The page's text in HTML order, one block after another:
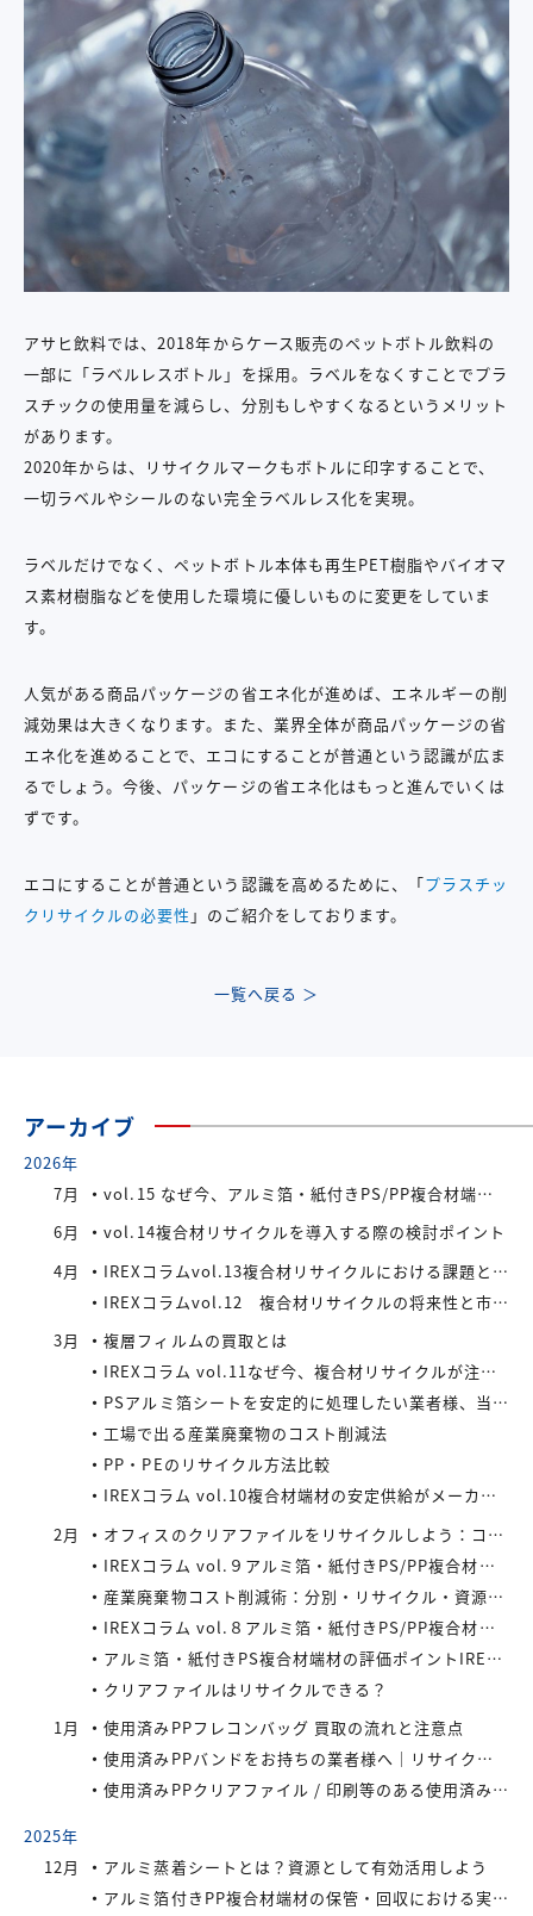
アサヒ飲料では、2018年からケース販売のペットボトル飲料の
一部に「ラベルレスボトル」を採用。ラベルをなくすことでプラ
スチックの使用量を減らし、分別もしやすくなるというメリット
があります。
2020年からは、リサイクルマークもボトルに印字することで、
一切ラベルやシールのない完全ラベルレス化を実現。
ラベルだけでなく、ペットボトル本体も再生PET樹脂やバイオマ
ス素材樹脂などを使用した環境に優しいものに変更をしていま
す。
人気がある商品パッケージの省エネ化が進めば、エネルギーの削
減効果は大きくなります。また、業界全体が商品パッケージの省
エネ化を進めることで、エコにすることが普通という認識が広ま
るでしょう。今後、パッケージの省エネ化はもっと進んでいくは
ずです。
エコにすることが普通という認識を高めるために、「プラスチッ
クリサイクルの必要性 」のご紹介をしております。
一覧へ戻る ＞
アーカイブ
2026年
7月
vol.15 なぜ今、アルミ箔・紙付きPS/PP複合材端材が注目されているのか
6月
vol.14複合材リサイクルを導入する際の検討ポイント
4月
IREXコラムvol.13複合材リサイクルにおける課題と今後の展望
IREXコラムvol.12 複合材リサイクルの将来性と市場拡大の可能性
3月
複層フィルムの買取とは
IREXコラム vol.11なぜ今、複合材リサイクルが注目されているのか
PSアルミ箔シートを安定的に処理したい業者様、当社が買い取ります！
工場で出る産業廃棄物のコスト削減法
PP・PEのリサイクル方法比較
IREXコラム vol.10複合材端材の安定供給がメーカーにもたらすメリット
2月
オフィスのクリアファイルをリサイクルしよう：コストと環境負荷を同時に減らす方法
IREXコラム vol.９アルミ箔・紙付きPS/PP複合材端材の回収スキームと全国対応体制
産業廃棄物コスト削減術：分別・リサイクル・資源化の徹底活用
IREXコラム vol.８アルミ箔・紙付きPS/PP複合材端材をより高く評価するために現場でできること
アルミ箔・紙付きPS複合材端材の評価ポイントIREXコラム vol.7
クリアファイルはリサイクルできる？
1月
使用済みPPフレコンバッグ 買取の流れと注意点
使用済みPPバンドをお持ちの業者様へ｜リサイクル・買取対応中
使用済みPPクリアファイル / 印刷等のある使用済みPPクリアファイルの再資源化とリサイクル方法
2025年
12月
アルミ蒸着シートとは？資源として有効活用しよう
アルミ箔付きPP複合材端材の保管・回収における実務上のポイントIREXコラム vol.6